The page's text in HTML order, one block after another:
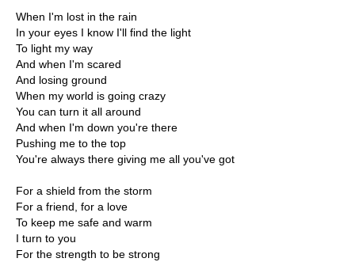
When I'm lost in the rain
In your eyes I know I'll find the light
To light my way
And when I'm scared
And losing ground
When my world is going crazy
You can turn it all around
And when I'm down you're there
Pushing me to the top
You're always there giving me all you've got
For a shield from the storm
For a friend, for a love
To keep me safe and warm
I turn to you
For the strength to be strong